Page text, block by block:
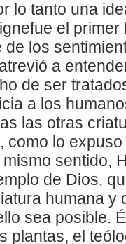
lo tanto una
el
los
a
de ser
a los
las otras
como lo
sentido,
de Dios,
humana y
sea posible.
plantas, el